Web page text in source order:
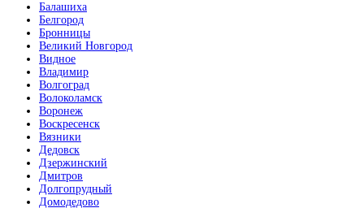
Балашиха
Белгород
Бронницы
Великий Новгород
Видное
Владимир
Волгоград
Волоколамск
Воронеж
Воскресенск
Вязники
Дедовск
Дзержинский
Дмитров
Долгопрудный
Домодедово